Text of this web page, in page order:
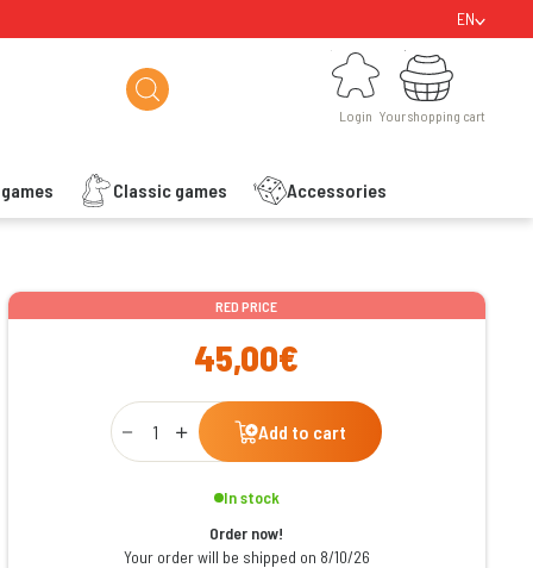
EN
Login
Login
Classic games Accessories
Your shopping cart
Your shopping cart
RED PRICE
45,00€
Qty
Add to cart
In stock
Order now!
Your order will be shipped on 8/10/26